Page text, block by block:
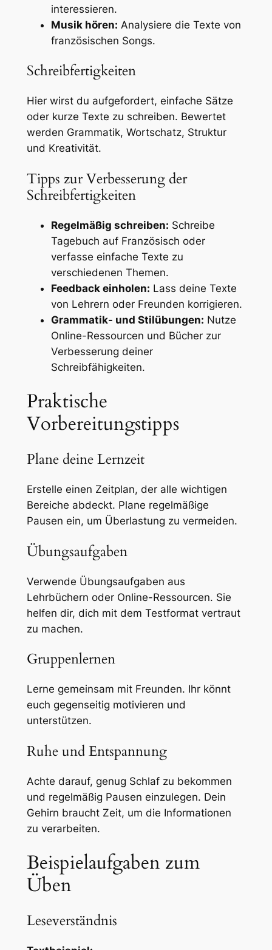
interessieren.
Musik hören: Analysiere die Texte von
französischen Songs.
Schreibfertigkeiten
Hier wirst du aufgefordert, einfache Sätze
oder kurze Texte zu schreiben. Bewertet
werden Grammatik, Wortschatz, Struktur
und Kreativität.
Tipps zur Verbesserung der
Schreibfertigkeiten
Regelmäßig schreiben: Schreibe
Tagebuch auf Französisch oder
verfasse einfache Texte zu
verschiedenen Themen.
Feedback einholen: Lass deine Texte
von Lehrern oder Freunden korrigieren.
Grammatik- und Stilübungen: Nutze
Online-Ressourcen und Bücher zur
Verbesserung deiner
Schreibfähigkeiten.
Praktische
Vorbereitungstipps
Plane deine Lernzeit
Erstelle einen Zeitplan, der alle wichtigen
Bereiche abdeckt. Plane regelmäßige
Pausen ein, um Überlastung zu vermeiden.
Übungsaufgaben
Verwende Übungsaufgaben aus
Lehrbüchern oder Online-Ressourcen. Sie
helfen dir, dich mit dem Testformat vertraut
zu machen.
Gruppenlernen
Lerne gemeinsam mit Freunden. Ihr könnt
euch gegenseitig motivieren und
unterstützen.
Ruhe und Entspannung
Achte darauf, genug Schlaf zu bekommen
und regelmäßig Pausen einzulegen. Dein
Gehirn braucht Zeit, um die Informationen
zu verarbeiten.
Beispielaufgaben zum
Üben
Leseverständnis